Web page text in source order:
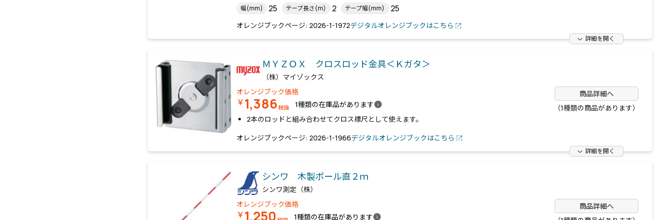
幅(mm) 25 テープ長さ(m) 2 テープ幅(mm) 25
オレンジブックページ: 2026-1-1972デジタルオレンジブックはこちら
詳細を開く
ＭＹＺＯＸ クロスロッド金具＜Ｋガタ＞
（株）マイゾックス
オレンジブック価格
￥1,386 税抜 1種類の在庫品がありますinfo
商品詳細へ
（1種類の商品があります）
2本のロッドと組み合わせてクロス標尺として使えます。
オレンジブックページ: 2026-1-1966デジタルオレンジブックはこちら
詳細を開く
シンワ 木製ポール直２ｍ
シンワ測定（株）
オレンジブック価格
￥1,250 1種類の在庫品がありますinfo
商品詳細へ